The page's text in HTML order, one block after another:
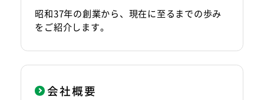
昭和37年の創業から、現在に至るまでの歩み
をご紹介します。
会社概要